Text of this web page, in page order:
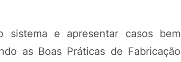
sistema e apresentar casos bem
as Boas Práticas de Fabricação